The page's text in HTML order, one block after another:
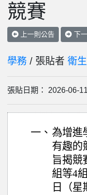
競賽
上一則公告 下
學務 / 張貼者 衛
張貼日期： 2026-06-
一、 為增進
有趣的
旨揭競
組等4
日（星